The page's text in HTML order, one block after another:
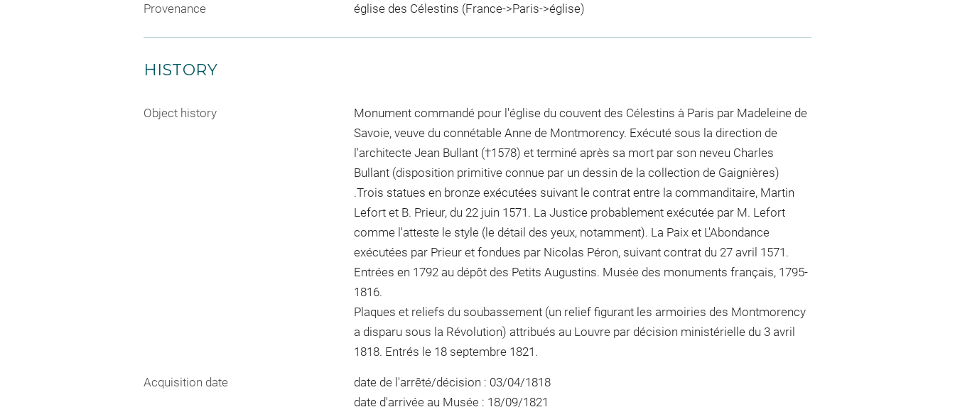
Provenance église des Célestins (France->Paris->église)
HISTORY
Object history
Monument commandé pour l'église du couvent des Célestins à Paris par Madeleine de
Savoie, veuve du connétable Anne de Montmorency. Exécuté sous la direction de
l'architecte Jean Bullant (†1578) et terminé après sa mort par son neveu Charles
Bullant (disposition primitive connue par un dessin de la collection de Gaignières)
.Trois statues en bronze exécutées suivant le contrat entre la commanditaire, Martin
Lefort et B. Prieur, du 22 juin 1571. La Justice probablement exécutée par M. Lefort
comme l'atteste le style (le détail des yeux, notamment). La Paix et L'Abondance
exécutées par Prieur et fondues par Nicolas Péron, suivant contrat du 27 avril 1571.
Entrées en 1792 au dépôt des Petits Augustins. Musée des monuments français, 1795-
1816.
Plaques et reliefs du soubassement (un relief figurant les armoiries des Montmorency
a disparu sous la Révolution) attribués au Louvre par décision ministérielle du 3 avril
1818. Entrés le 18 septembre 1821.
Acquisition date
date de l'arrêté/décision : 03/04/1818
date d'arrivée au Musée : 18/09/1821